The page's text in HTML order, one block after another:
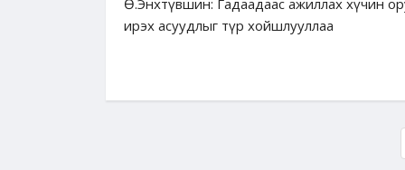
ирэх асуудлыг түр хойшлууллаа